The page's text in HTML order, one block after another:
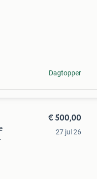
Dagtopper
€ 500,00
27 jul 26